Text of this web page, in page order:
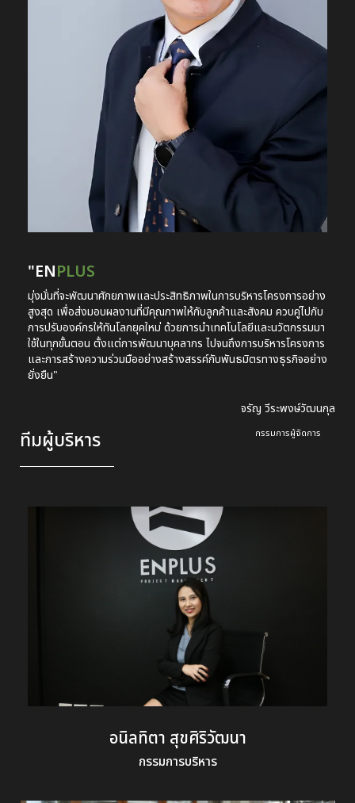
"ENPLUS
มุ่งมั่นที่จะพัฒนาศักยภาพและประสิทธิภาพในการบริหารโครงการอย่าง
สูงสุด เพื่อส่งมอบผลงานที่มีคุณภาพให้กับลูกค้าและสังคม ควบคู่ไปกับ
การปรับองค์กรให้ทันโลกยุคใหม่ ด้วยการนำเทคโนโลยีและนวัตกรรมมา
ใช้ในทุกขั้นตอน ตั้งแต่การพัฒนาบุคลากร ไปจนถึงการบริหารโครงการ
และการสร้างความร่วมมืออย่างสร้างสรรค์กับพันธมิตรทางธุรกิจอย่าง
ยั่งยืน"
จรัญ วีระพงษ์วัฒนกุล
กรรมการผู้จัดการ
ทีมผู้บริหาร
อนิลทิตา สุขศิริวัฒนา
กรรมการบริหาร